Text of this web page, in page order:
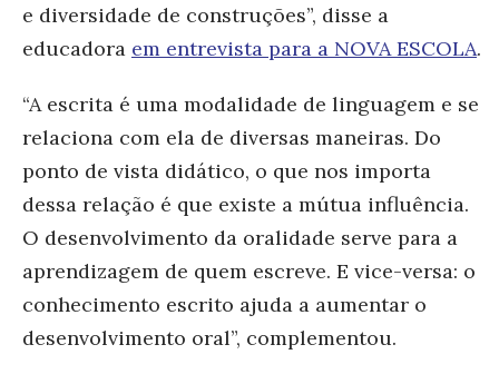
e diversidade de construções”, disse a
educadora em entrevista para a NOVA ESCOLA.
“A escrita é uma modalidade de linguagem e se
relaciona com ela de diversas maneiras. Do
ponto de vista didático, o que nos importa
dessa relação é que existe a mútua influência.
O desenvolvimento da oralidade serve para a
aprendizagem de quem escreve. E vice-versa: o
conhecimento escrito ajuda a aumentar o
desenvolvimento oral”, complementou.